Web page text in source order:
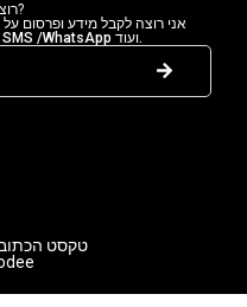
רוצה להיות הראשון לדעת על הטבות ומבצעים?
אני רוצה לקבל מידע ופרסום
התקשורת והטכנולוגיה השונים כגון: דוא"ל/ SMS /WhatsApp ועוד.
טקסט הכתוב